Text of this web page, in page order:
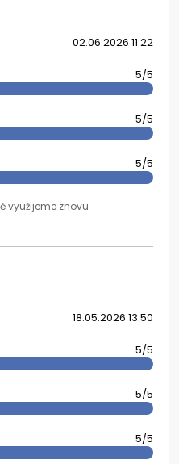
02.06.2026 11:22
5/5
5/5
5/5
využijeme znovu
18.05.2026 13:50
5/5
5/5
5/5